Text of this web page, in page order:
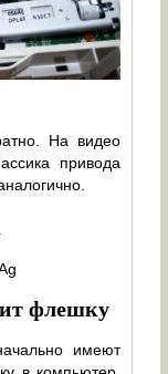
На видео
привода
флешку
имеют